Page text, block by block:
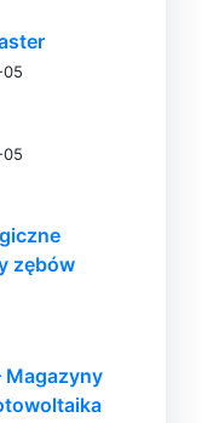
zębów
Magazyny